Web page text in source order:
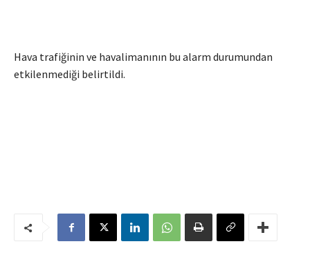
Hava trafiğinin ve havalimanının bu alarm durumundan
etkilenmediği belirtildi.